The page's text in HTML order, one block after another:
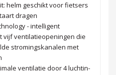
helm geschikt voor fietsers
dragen
- intelligent
vijf ventilatieopeningen die
stromingskanalen met
ventilatie door 4 luchtin-